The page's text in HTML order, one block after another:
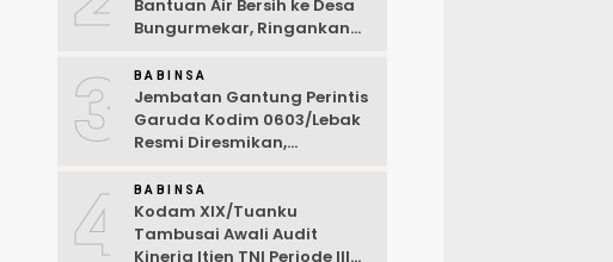
Bantuan Air Bersih ke Desa
Bungurmekar, Ringankan
Kemarau
3 BABINSA
Jembatan Gantung Perintis
Garuda Kodim 0603/Lebak
Resmi Diresmikan,
Desa Wanasalam
4 BABINSA
Kodam XIX/Tuanku
Tambusai Awali Audit
Kinerja Itjen TNI Periode III